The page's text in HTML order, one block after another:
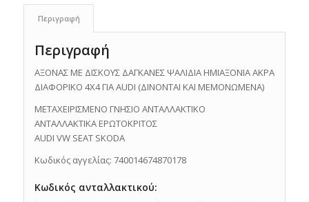
Περιγραφή
Περιγραφή
ΑΞΟΝΑΣ ΜΕ ΔΙΣΚΟΥΣ ΔΑΓΚΑΝΕΣ ΨΑΛΙΔΙΑ ΗΜΙΑΞΟΝΙΑ ΑΚΡΑ
ΔΙΑΦΟΡΙΚΟ 4X4 ΓΙΑ AUDI (ΔΙΝΟΝΤΑΙ ΚΑΙ ΜΕΜΟΝΩΜΕΝΑ)
ΜΕΤΑΧΕΙΡΙΣΜΕΝΟ ΓΝΗΣΙΟ ΑΝΤΑΛΛΑΚΤΙΚO
ΑΝΤΑΛΛΑΚΤΙΚΑ ΕΡΩΤΟΚΡΙΤΟΣ
AUDI VW SEAT SKODA
Κωδικός αγγελίας: 740014674870178
Κωδικός ανταλλακτικού: